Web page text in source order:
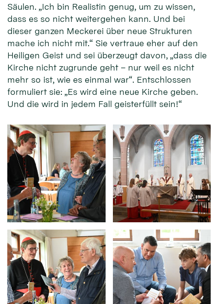
Säulen. „Ich bin Realistin genug, um zu wissen,
dass es so nicht weitergehen kann. Und bei
dieser ganzen Meckerei über neue Strukturen
mache ich nicht mit.“ Sie vertraue eher auf den
Heiligen Geist und sei überzeugt davon, „dass die
Kirche nicht zugrunde geht – nur weil es nicht
mehr so ist, wie es einmal war“. Entschlossen
formuliert sie: „Es wird eine neue Kirche geben.
Und die wird in jedem Fall geisterfüllt sein!“